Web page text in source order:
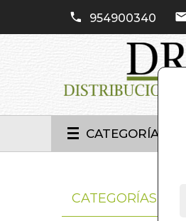
954900340
CATEGORÍAS
CATEGORÍAS